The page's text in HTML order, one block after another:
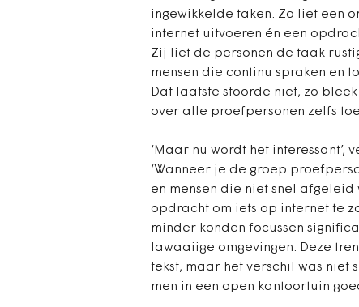
ingewikkelde taken. Zo liet een
internet uitvoeren én een
Zij liet de personen de taak
mensen die continu spraken en
Dat laatste stoorde niet, zo
over alle proefpersonen zelfs
‘Maar nu wordt het
‘Wanneer je de groep
en mensen die niet snel
opdracht om iets op internet te
minder konden focussen
lawaaiige omgevingen. Deze
tekst, maar het verschil was niet
men in een open kantoortuin